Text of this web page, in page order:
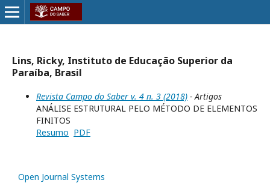
Lins, Ricky, Instituto de Educação Superior da
Paraíba, Brasil
Revista Campo do Saber v. 4 n. 3 (2018) - Artigos
ANÁLISE ESTRUTURAL PELO MÉTODO DE ELEMENTOS
FINITOS
Resumo PDF
Open Journal Systems